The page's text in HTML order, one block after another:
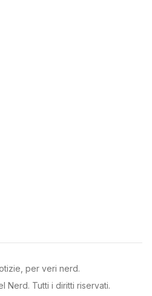
per veri nerd.
Nerd. Tutti i diritti riservati.